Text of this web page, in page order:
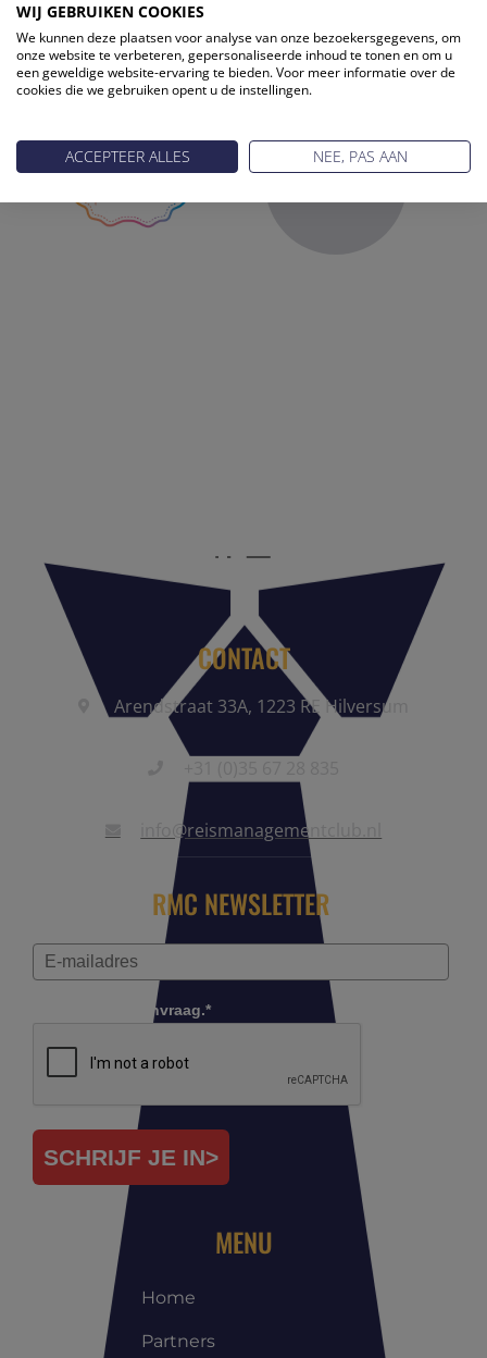
ONZE PARTNERS
CONTACT
Arendstraat 33A, 1223 RE Hilversum
info@reismanagementclub.nl
RMC NEWSLETTER
Controleer je aanvraag.*
SCHRIJF JE IN>
MENU
Home
Partners
WIJ GEBRUIKEN COOKIES
We kunnen deze plaatsen voor analyse van onze bezoekersgegevens, om
onze website te verbeteren, gepersonaliseerde inhoud te tonen en om u
een geweldige website-ervaring te bieden. Voor meer informatie over de
cookies die we gebruiken opent u de instellingen.
ACCEPTEER ALLES NEE, PAS AAN